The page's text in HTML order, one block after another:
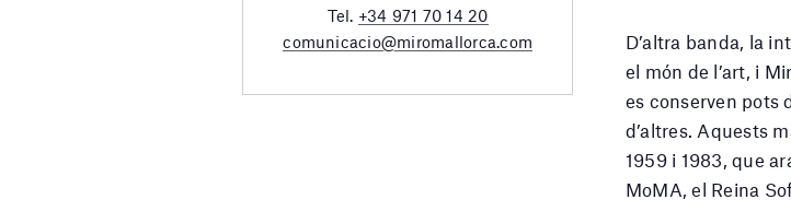
Tel. +34 971 70 14 20
comunicacio@miromallorca.com
D’altra banda, la
el món de l’art, i
es conserven pots
d’altres. Aquests
1959 i 1983, que
MoMA, el Reina